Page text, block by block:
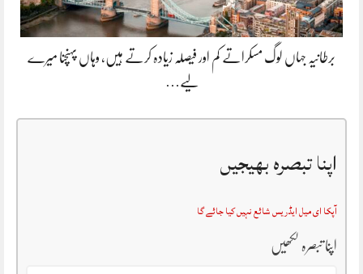
برطانیہ جہاں لوگ مسکراتے کم اور فیصلہ زیادہ کرتے ہیں، وہاں پہنچنا میرے
لیے…
اپنا تبصرہ بھیجیں
آپکا ای میل ایڈریس شائع نہیں کیا جائے گا
اپنا تبصرہ لکھیں